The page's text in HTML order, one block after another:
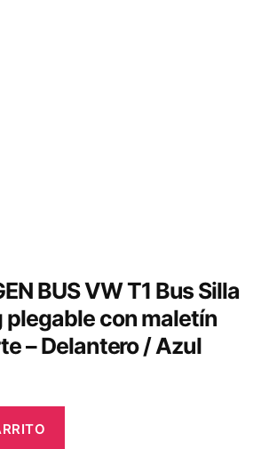
BUS VW T1 Bus Silla
plegable con maletín
– Delantero / Azul